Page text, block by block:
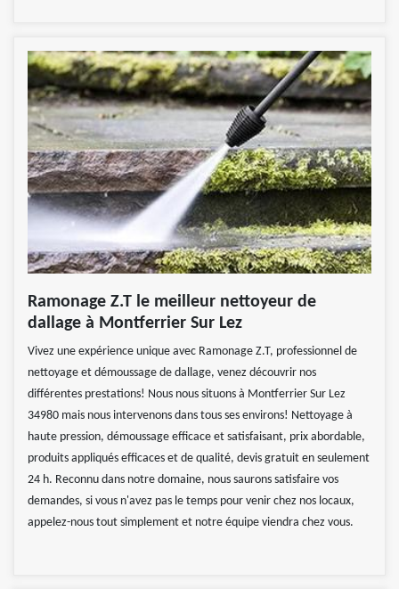
Ramonage Z.T le meilleur nettoyeur de
dallage à Montferrier Sur Lez
Vivez une expérience unique avec Ramonage Z.T, professionnel de
nettoyage et démoussage de dallage, venez découvrir nos
différentes prestations! Nous nous situons à Montferrier Sur Lez
34980 mais nous intervenons dans tous ses environs! Nettoyage à
haute pression, démoussage efficace et satisfaisant, prix abordable,
produits appliqués efficaces et de qualité, devis gratuit en seulement
24 h. Reconnu dans notre domaine, nous saurons satisfaire vos
demandes, si vous n'avez pas le temps pour venir chez nos locaux,
appelez-nous tout simplement et notre équipe viendra chez vous.